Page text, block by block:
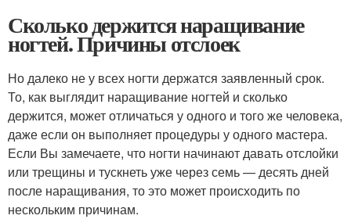
Сколько держится наращивание
ногтей. Причины отслоек
Но далеко не у всех ногти держатся заявленный срок.
То, как выглядит наращивание ногтей и сколько
держится, может отличаться у одного и того же человека,
даже если он выполняет процедуры у одного мастера.
Если Вы замечаете, что ногти начинают давать отслойки
или трещины и тускнеть уже через семь — десять дней
после наращивания, то это может происходить по
нескольким причинам.